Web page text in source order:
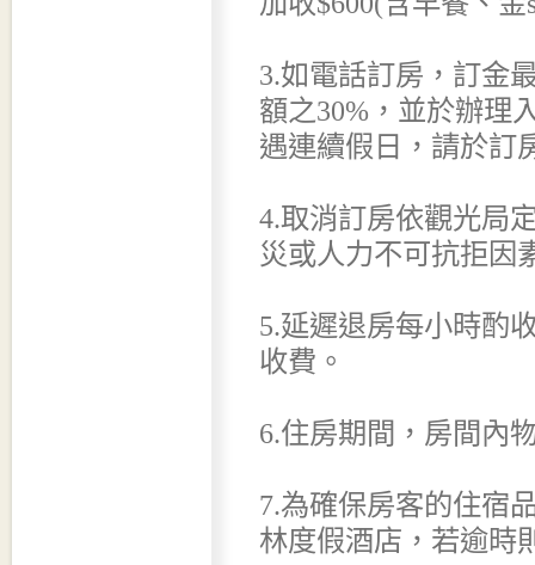
3.如電話訂房，訂金
額之30%，並於辦理
遇連續假日，請於訂
4.取消訂房依觀光局
災或人力不可抗拒因
5.延遲退房每小時酌
收費。
6.住房期間，房間內
7.為確保房客的住宿
林度假酒店，若逾時